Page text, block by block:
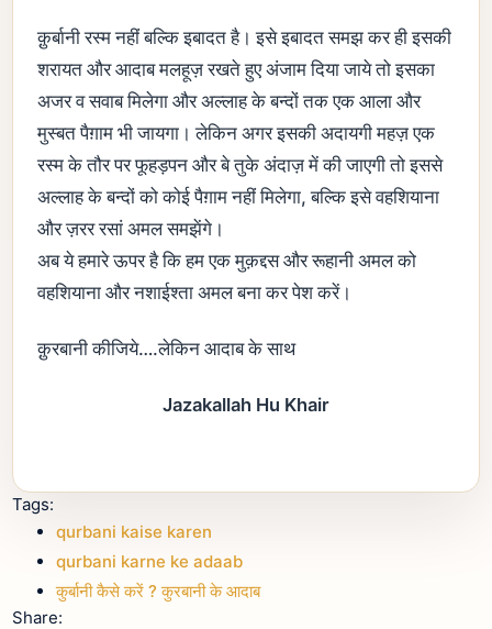
क़ुर्बानी रस्म नहीं बल्कि इबादत है। इसे इबादत समझ कर ही इसकी
शरायत और आदाब मलहूज़ रखते हुए अंजाम दिया जाये तो इसका
अजर व सवाब मिलेगा और अल्लाह के बन्दों तक एक आला और
मुस्बत पैग़ाम भी जायगा। लेकिन अगर इसकी अदायगी महज़ एक
रस्म के तौर पर फूहड़पन और बे तुके अंदाज़ में की जाएगी तो इससे
अल्लाह के बन्दों को कोई पैग़ाम नहीं मिलेगा, बल्कि इसे वहशियाना
और ज़रर रसां अमल समझेंगे।
अब ये हमारे ऊपर है कि हम एक मुक़द्दस और रूहानी अमल को
वहशियाना और नशाईश्ता अमल बना कर पेश करें।
क़ुरबानी कीजिये….लेकिन आदाब के साथ
Jazakallah Hu Khair
Tags:
qurbani kaise karen
qurbani karne ke adaab
कुर्बानी कैसे करें ? कुरबानी के आदाब
Share: